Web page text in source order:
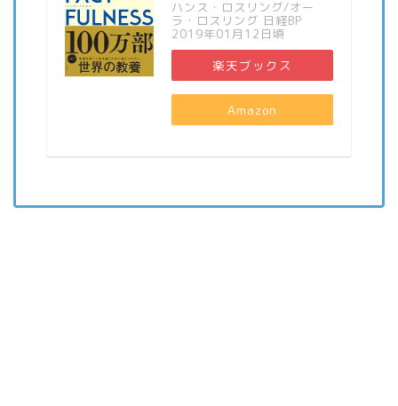
ハンス・ロスリング/オー
ラ・ロスリング 日経BP
2019年01月12日頃
楽天ブックス
Amazon